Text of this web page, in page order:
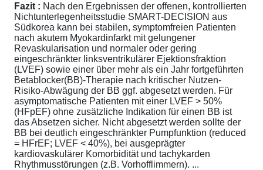
Fazit : Nach den Ergebnissen der offenen, kontrollierten
Nichtunterlegenheitsstudie SMART-DECISION aus
Südkorea kann bei stabilen, symptomfreien Patienten
nach akutem Myokardinfarkt mit gelungener
Revaskularisation und normaler oder gering
eingeschränkter linksventrikulärer Ejektionsfraktion
(LVEF) sowie einer über mehr als ein Jahr fortgeführten
Betablocker(BB)-Therapie nach kritischer Nutzen-
Risiko-Abwägung der BB ggf. abgesetzt werden. Für
asymptomatische Patienten mit einer LVEF > 50%
(HFpEF) ohne zusätzliche Indikation für einen BB ist
das Absetzen sicher. Nicht abgesetzt werden sollte der
BB bei deutlich eingeschränkter Pumpfunktion (reduced
= HFrEF; LVEF < 40%), bei ausgeprägter
kardiovaskulärer Komorbidität und tachykarden
Rhythmusstörungen (z.B. Vorhofflimmern). ...